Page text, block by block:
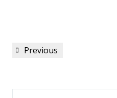
Beitragsnavigation
Previous
Previous